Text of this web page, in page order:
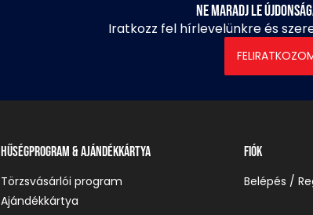
Ne maradj le
Iratkozz fel hírlevelünkre és
Hűségprogram & Ajándékkártya
Törzsvásárlói program
Ajándékkártya
Fiók
Belépés /